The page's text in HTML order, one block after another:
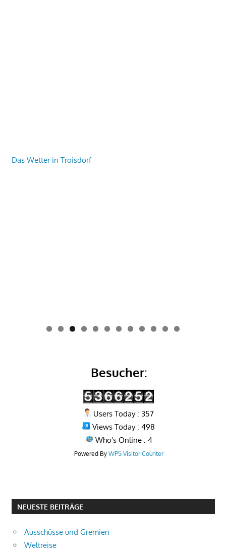
Das Wetter in Troisdorf
0 1 2
Besucher:
Users Today : 357
Views Today : 498
Who's Online : 4
Powered By WPS Visitor Counter
NEUESTE BEITRÄGE
Ausschüsse und Gremien
Weltreise